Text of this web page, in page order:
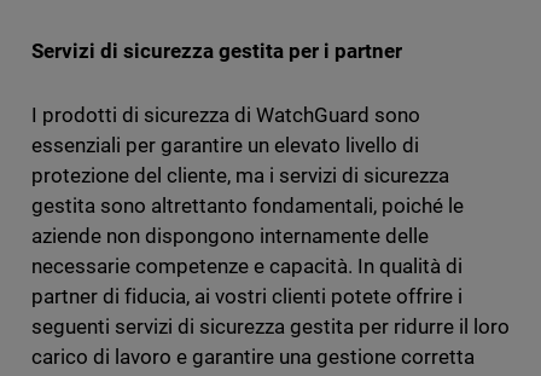
Servizi di sicurezza gestita per i partner
I prodotti di sicurezza di WatchGuard sono
essenziali per garantire un elevato livello di
protezione del cliente, ma i servizi di sicurezza
gestita sono altrettanto fondamentali, poiché le
aziende non dispongono internamente delle
necessarie competenze e capacità. In qualità di
partner di fiducia, ai vostri clienti potete offrire i
seguenti servizi di sicurezza gestita per ridurre il loro
carico di lavoro e garantire una gestione corretta